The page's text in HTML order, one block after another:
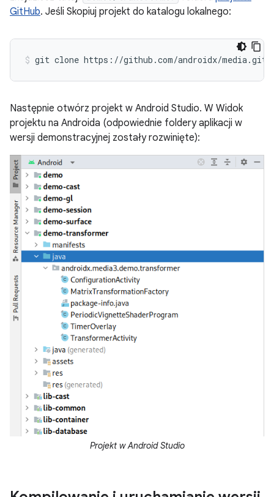
GitHub. Jeśli Skopiuj projekt do katalogu lokalnego:
Następnie otwórz projekt w Android Studio. W Widok
projektu na Androida (odpowiednie foldery aplikacji w
wersji demonstracyjnej zostały rozwinięte):
Projekt w Android Studio